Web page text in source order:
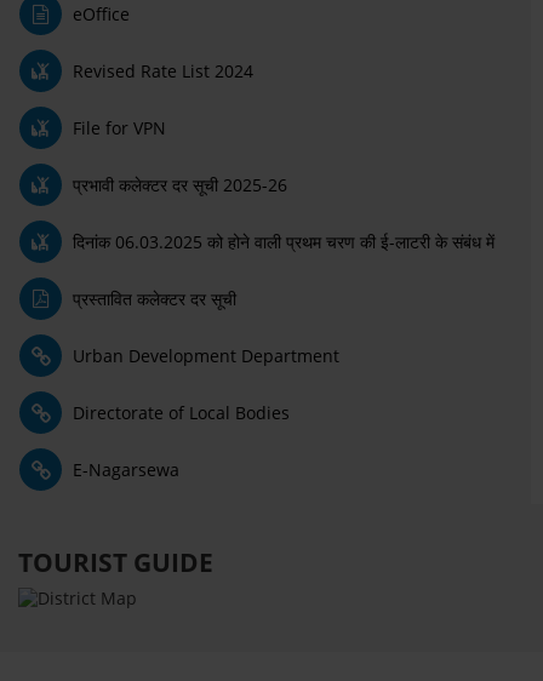
eOffice
Revised Rate List 2024
File for VPN
प्रभावी कलेक्टर दर सूची 2025-26
दिनांक 06.03.2025 को होने वाली प्रथम चरण की ई-लाटरी के संबंध में
प्रस्तावित कलेक्टर दर सूची
Urban Development Department
Directorate of Local Bodies
E-Nagarsewa
TOURIST GUIDE